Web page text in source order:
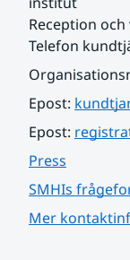
Reception och
Telefon
Epost:
Epost:
Press
SMHIs
Mer